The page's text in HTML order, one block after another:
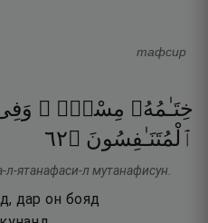
тафсир
خِتَـٰمُهُۥ مِسْكٌۭ ۚ
ٱلْمُتَنَـٰفِسُونَ ۝٢٦
ятанафаси-л мутанафисун.
дар он бояд